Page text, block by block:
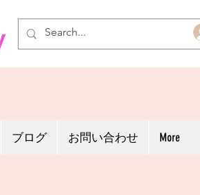
ブログ お問い合わせ More